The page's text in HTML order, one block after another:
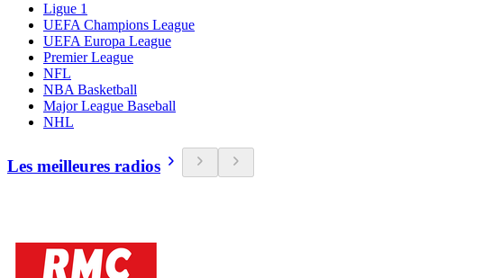
Ligue 1
UEFA Champions League
UEFA Europa League
Premier League
NFL
NBA Basketball
Major League Baseball
NHL
Les meilleures radios